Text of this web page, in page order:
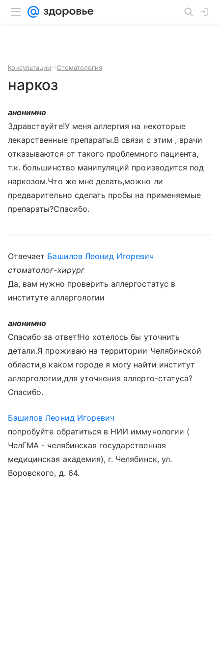
Консультации Стоматология
наркоз
анонимно
Здравствуйте!У меня аллергия на некоторые
лекарственные препараты.В связи с этим , врачи
отказываются от такого проблемного пациента,
т.к. большинство манипуляций производится под
наркозом.Что же мне делать,можно ли
предварительно сделать пробы на применяемые
препараты?Спасибо.
Отвечает Башилов Леонид Игоревич
стоматолог-хирург
Да, вам нужно проверить аллергостатус в
институте аллергологии
анонимно
Спасибо за ответ!Но хотелось бы уточнить
детали.Я проживаю на территории Челябинской
области,в каком городе я могу найти институт
аллергологии,для уточнения аллерго-статуса?
Спасибо.
Башилов Леонид Игоревич
попробуйте обратиться в НИИ иммунологии (
ЧелГМА - челябинская государственная
медицинская академия), г. Челябинск, ул.
Воровского, д. 64.